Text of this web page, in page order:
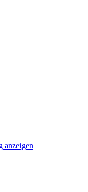
anzeigen